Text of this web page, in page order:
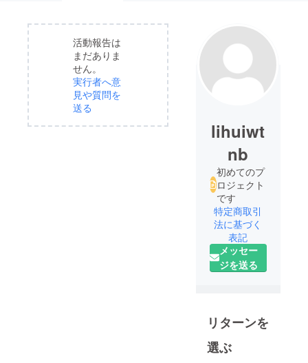
活動報告は
まだありま
せん。
実行者へ意
見や質問を
送る
lihuiwt
nb
初めてのプ
ロジェクト
です
特定商取引
法に基づく
表記
メッセー
ジを送る
リターンを
選ぶ